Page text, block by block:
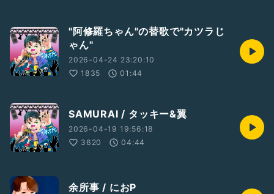
"阿修羅ちゃん"の替歌で"カツラじ
ゃん"
2026-04-24 23:20:10
1835
01:44
SAMURAI / タッキー&翼
2026-04-19 19:56:18
3620
04:44
余所事 / におP